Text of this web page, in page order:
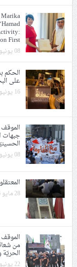
First
08 يونيو 2026
على
16 يونيو 2026
جبهات
08 يونيو 2026
28 مايو 2026
من
الحريّة
22 يونيو 2026